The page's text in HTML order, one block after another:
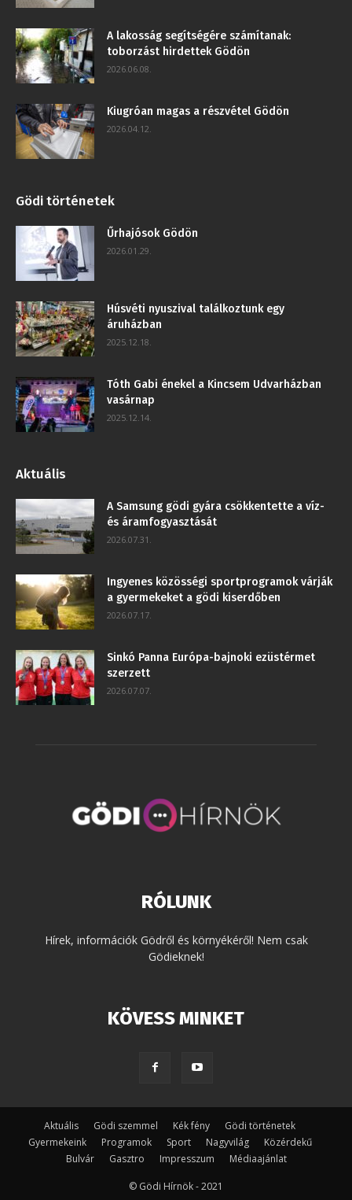
A lakosság segítségére számítanak:
toborzást hirdettek Gödön
2026.06.08.
Kiugróan magas a részvétel Gödön
2026.04.12.
Gödi történetek
Űrhajósok Gödön
2026.01.29.
Húsvéti nyuszival találkoztunk egy
áruházban
2025.12.18.
Tóth Gabi énekel a Kincsem Udvarházban
vasárnap
2025.12.14.
Aktuális
A Samsung gödi gyára csökkentette a víz-
és áramfogyasztását
2026.07.31.
Ingyenes közösségi sportprogramok várják
a gyermekeket a gödi kiserdőben
2026.07.17.
Sinkó Panna Európa-bajnoki ezüstérmet
szerzett
2026.07.07.
RÓLUNK
Hírek, információk Gödről és környékéről! Nem csak
Gödieknek!
KÖVESS MINKET
Aktuális Gödi szemmel Kék fény
Gödi történetek
Gyermekeink
Programok Sport Nagyvilág
Közérdekű
Bulvár
Gasztro Impresszum Médiaajánlat
© Gödi Hírnök - 2021